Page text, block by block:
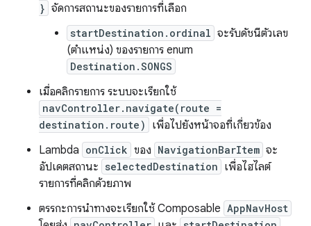
} จัดการสถานะของรายการที่เลือก
startDestination.ordinal จะรับดัชนีตัวเลข
(ตำแหน่ง) ของรายการ enum
Destination.SONGS
เมื่อคลิกรายการ ระบบจะเรียกใช้
navController.navigate(route =
destination.route)
เพื่อไปยังหน้าจอที่เกี่ยวข้อง
Lambda onClick ของ NavigationBarItem จะ
อัปเดตสถานะ selectedDestination เพื่อไฮไลต์
รายการที่คลิกด้วยภาพ
ตรรกะการนำทางจะเรียกใช้ Composable AppNavHost